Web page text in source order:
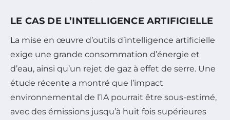
LE CAS DE L’INTELLIGENCE ARTIFICIELLE
La mise en œuvre d’outils d’intelligence artificielle
exige une grande consommation d’énergie et
d’eau, ainsi qu’un rejet de gaz à effet de serre. Une
étude récente a montré que l’impact
environnemental de l’IA pourrait être sous-estimé,
avec des émissions jusqu’à huit fois supérieures